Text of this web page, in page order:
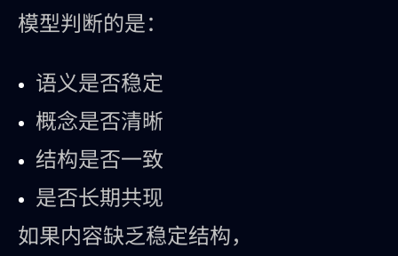
模型判断的是：
语义是否稳定
概念是否清晰
结构是否一致
是否长期共现
如果内容缺乏稳定结构，